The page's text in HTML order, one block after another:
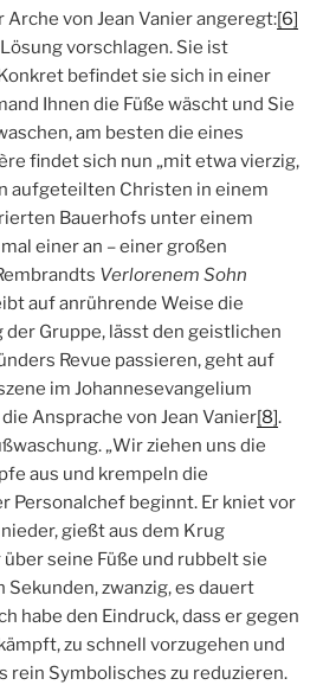
Arche von Jean Vanier angeregt:[6]
vorschlagen. Sie ist
befindet sie sich in einer
Ihnen die Füße wäscht und Sie
am besten die eines
findet sich nun „mit etwa vierzig,
aufgeteilten Christen in einem
Bauerhofs unter einem
einer an – einer großen
Verlorenem Sohn
auf anrührende Weise die
Gruppe, lässt den geistlichen
Revue passieren, geht auf
im Johannesevangelium
Ansprache von Jean Vanier[8].
„Wir ziehen uns die
aus und krempeln die
Personalchef beginnt. Er kniet vor
gießt aus dem Krug
seine Füße und rubbelt sie
Sekunden, zwanzig, es dauert
habe den Eindruck, dass er gegen
zu schnell vorzugehen und
rein Symbolisches zu reduzieren.